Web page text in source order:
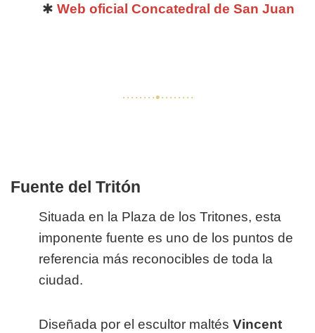
✱ Web oficial Concatedral de San Juan
········•········
Fuente del Tritón
Situada en la Plaza de los Tritones, esta
imponente fuente es uno de los puntos de
referencia más reconocibles de toda la
ciudad.
Diseñada por el escultor maltés Vincent